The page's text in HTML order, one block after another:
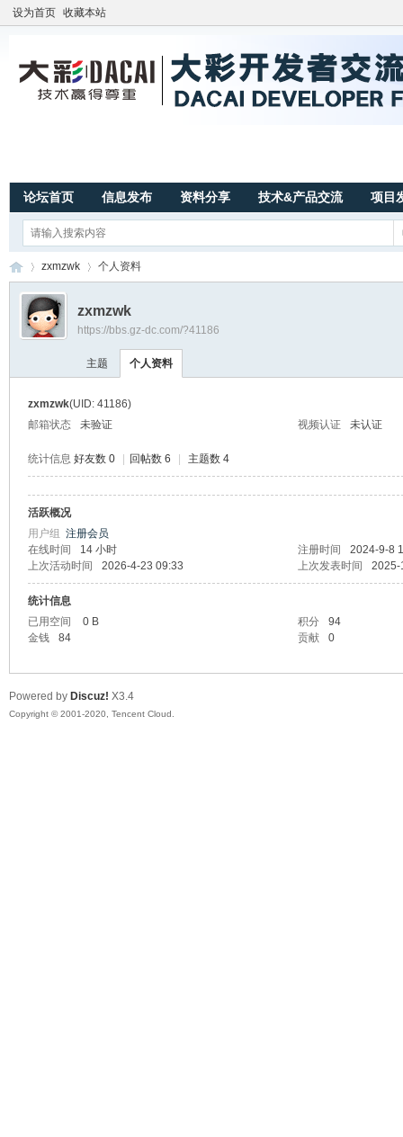
设为首页 收藏本站
论坛首页 信息发布 资料分享 技术&产品交流 项目
大
›
zxmzwk 个人资料
zxmzwk
https://bbs.gz-dc.com/?41186
主题 个人资料
zxmzwk(UID: 41186)
邮箱状态
未验证 视频认证 未认证
统计信息 好友数 0 回帖数 6 主题数 4
活跃概况
用户组 注册会员
在线时间
14 小时 注册时间
2024-9-8
上次活动时间
2026-4-23 09:33 上次发表时间 2025-
统计信息
已用空间
0 B 积分
94
金钱
84 贡献 0
Powered by Discuz! X3.4
Copyright © 2001-2020, Tencent Cloud.